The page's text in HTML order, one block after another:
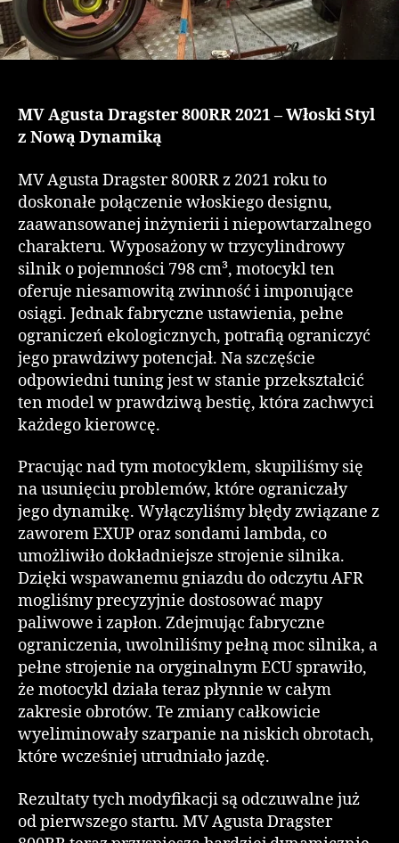
MV Agusta Dragster 800RR 2021 – Włoski Styl
z Nową Dynamiką
MV Agusta Dragster 800RR z 2021 roku to
doskonałe połączenie włoskiego designu,
zaawansowanej inżynierii i niepowtarzalnego
charakteru. Wyposażony w trzycylindrowy
silnik o pojemności 798 cm³, motocykl ten
oferuje niesamowitą zwinność i imponujące
osiągi. Jednak fabryczne ustawienia, pełne
ograniczeń ekologicznych, potrafią ograniczyć
jego prawdziwy potencjał. Na szczęście
odpowiedni tuning jest w stanie przekształcić
ten model w prawdziwą bestię, która zachwyci
każdego kierowcę.
Pracując nad tym motocyklem, skupiliśmy się
na usunięciu problemów, które ograniczały
jego dynamikę. Wyłączyliśmy błędy związane z
zaworem EXUP oraz sondami lambda, co
umożliwiło dokładniejsze strojenie silnika.
Dzięki wspawanemu gniazdu do odczytu AFR
mogliśmy precyzyjnie dostosować mapy
paliwowe i zapłon. Zdejmując fabryczne
ograniczenia, uwolniliśmy pełną moc silnika, a
pełne strojenie na oryginalnym ECU sprawiło,
że motocykl działa teraz płynnie w całym
zakresie obrotów. Te zmiany całkowicie
wyeliminowały szarpanie na niskich obrotach,
które wcześniej utrudniało jazdę.
Rezultaty tych modyfikacji są odczuwalne już
od pierwszego startu. MV Agusta Dragster